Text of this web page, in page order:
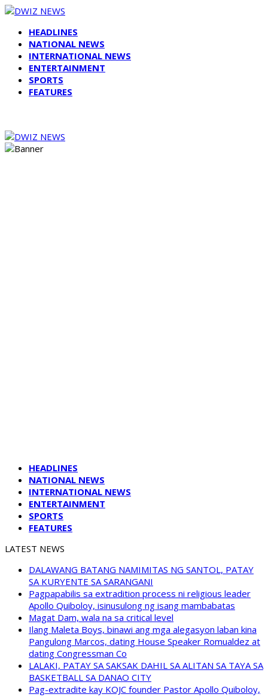
HEADLINES
NATIONAL NEWS
INTERNATIONAL NEWS
ENTERTAINMENT
SPORTS
FEATURES
HEADLINES
NATIONAL NEWS
INTERNATIONAL NEWS
ENTERTAINMENT
SPORTS
FEATURES
LATEST NEWS
DALAWANG BATANG NAMIMITAS NG SANTOL, PATAY
SA KURYENTE SA SARANGANI
Pagpapabilis sa extradition process ni religious leader
Apollo Quiboloy, isinusulong ng isang mambabatas
Magat Dam, wala na sa critical level
Ilang Maleta Boys, binawi ang mga alegasyon laban kina
Pangulong Marcos, dating House Speaker Romualdez at
dating Congressman Co
LALAKI, PATAY SA SAKSAK DAHIL SA ALITAN SA TAYA SA
BASKETBALL SA DANAO CITY
Pag-extradite kay KOJC founder Pastor Apollo Quiboloy,